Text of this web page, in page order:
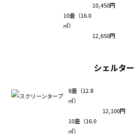
10,450円
10畳（16.0
㎡）
12,650円
シェルター
8畳（12.8
㎡）
12,100円
10畳（16.0
㎡）